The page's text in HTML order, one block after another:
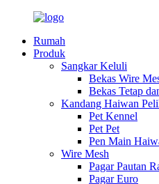
Rumah
Produk
Sangkar Keluli
Bekas Wire
Bekas Tetap
Kandang Haiwan
Pet Kennel
Pet Pet
Pen Main
Wire Mesh
Pagar Pautan
Pagar Euro